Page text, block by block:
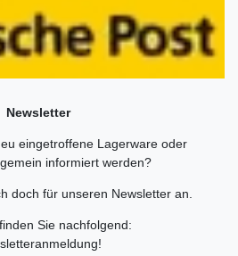
Newsletter
eingetroffene Lagerware oder
informiert werden?
doch für unseren Newsletter an.
Sie nachfolgend:
!